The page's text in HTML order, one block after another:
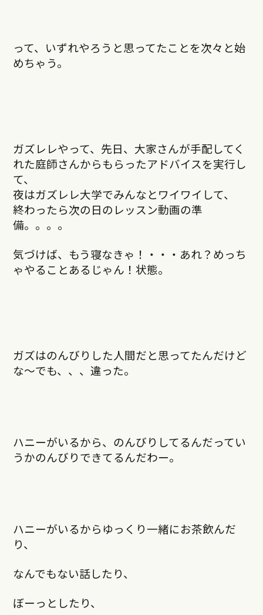
って、いずれやろうと思ってたことを次々と始
めちゃう。
ガズレレやって、先日、大家さんが手配してく
れた庭師さんからもらったアドバイスを実行し
て、
夜はガズレレ大学でみんなとワイワイして、
終わったら次の日のレッスン動画の準
備。。。。
気づけば、もう寝なきゃ！・・・あれ？めっち
ゃやることあるじゃん！状態。
ガズはのんびりした人間だと思ってたんだけど
な～でも、、、違った。
ハニーがいるから、のんびりしてるんだってい
うかのんびりできてるんだわー。
ハニーがいるからゆっくり一緒にお茶飲んだ
り、
なんでもない話したり、
ぼーっとしたり、